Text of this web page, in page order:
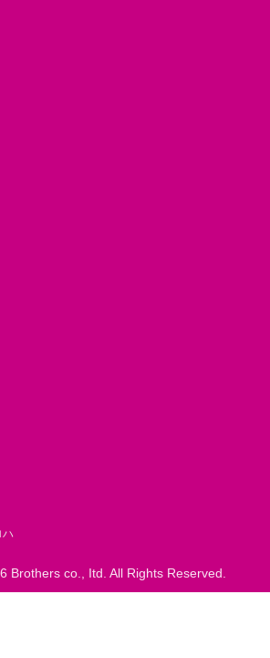
ハ
Brothers co., Itd. All Rights Reserved.